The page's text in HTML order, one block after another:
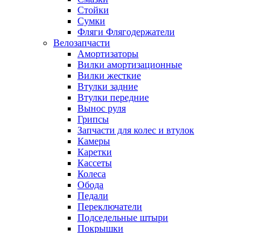
Стойки
Сумки
Фляги Флягодержатели
Велозапчасти
Амортизаторы
Вилки амортизационные
Вилки жесткие
Втулки задние
Втулки передние
Вынос руля
Грипсы
Запчасти для колес и втулок
Камеры
Каретки
Кассеты
Колеса
Обода
Педали
Переключатели
Подседельные штыри
Покрышки